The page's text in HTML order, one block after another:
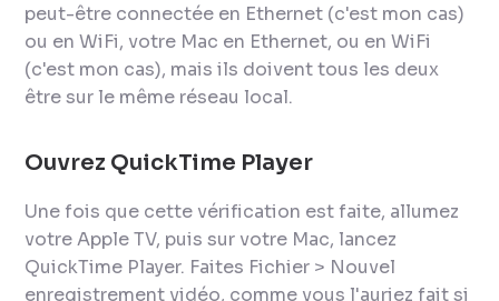
peut-être connectée en Ethernet (c'est mon cas)
ou en WiFi, votre Mac en Ethernet, ou en WiFi
(c'est mon cas), mais ils doivent tous les deux
être sur le même réseau local.
Ouvrez QuickTime Player
Une fois que cette vérification est faite, allumez
votre Apple TV, puis sur votre Mac, lancez
QuickTime Player. Faites Fichier > Nouvel
enregistrement vidéo, comme vous l'auriez fait si